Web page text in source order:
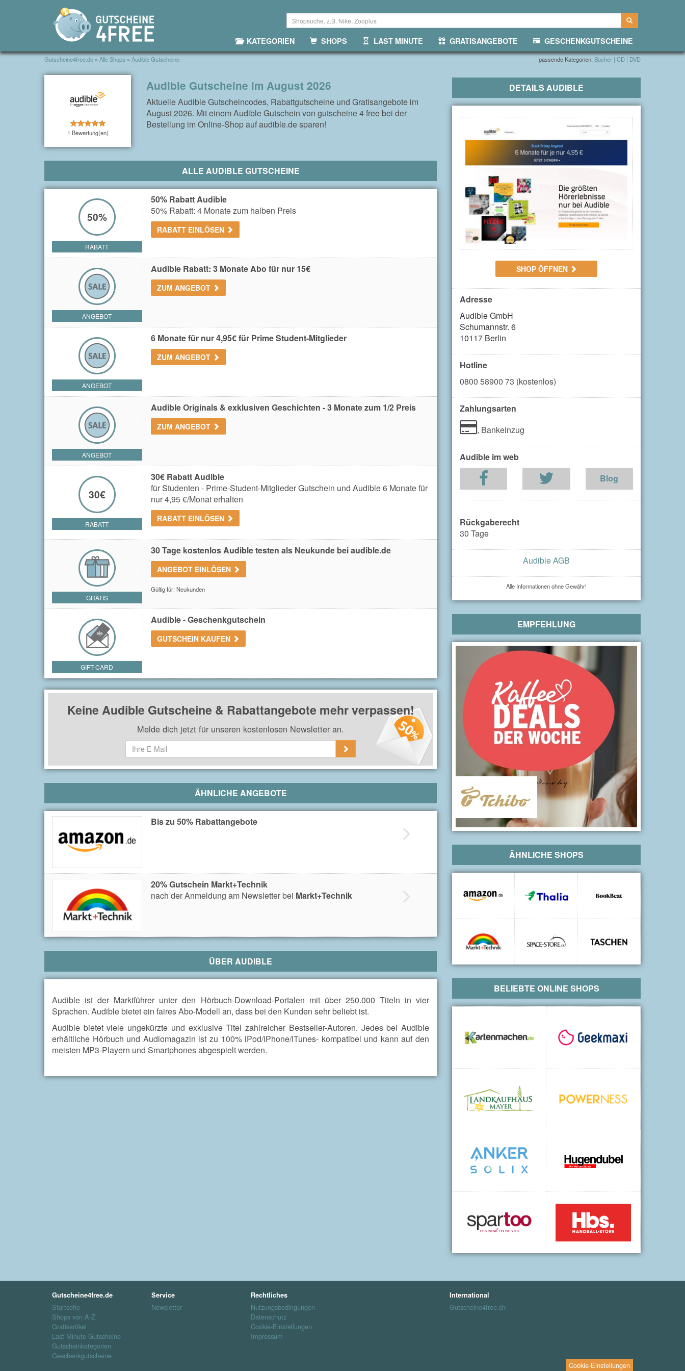
KATEGORIEN SHOPS LAST MINUTE GRATISANGEBOTE GESCHENKGUTSCHEINE
Gutscheine4free.de » Alle Shops » Audible Gutscheine passende Kategorien: Bücher | CD | DVD
1 Bewertung(en)
Audible Gutscheine im August 2026
Aktuelle Audible Gutscheincodes, Rabattgutscheine und Gratisangebote im
August 2026. Mit einem Audible Gutschein von gutscheine 4 free bei der
Bestellung im Online-Shop auf audible.de sparen!
ALLE AUDIBLE GUTSCHEINE
50%
RABATT
50% Rabatt Audible
50% Rabatt: 4 Monate zum halben Preis
RABATT EINLÖSEN
ANGEBOT
Audible Rabatt: 3 Monate Abo für nur 15€
ZUM ANGEBOT
ANGEBOT
6 Monate für nur 4,95€ für Prime Student-Mitglieder
ZUM ANGEBOT
ANGEBOT
Audible Originals & exklusiven Geschichten - 3 Monate zum 1/2 Preis
ZUM ANGEBOT
30€
RABATT
30€ Rabatt Audible
für Studenten - Prime-Student-Mitglieder Gutschein und Audible 6 Monate für
nur 4,95 €/Monat erhalten
RABATT EINLÖSEN
GRATIS
30 Tage kostenlos Audible testen als Neukunde bei audible.de
ANGEBOT EINLÖSEN
Gültig für: Neukunden
GIFT-CARD
Audible - Geschenkgutschein
GUTSCHEIN KAUFEN
Keine Audible Gutscheine & Rabattangebote mehr verpassen!
Melde dich jetzt für unseren kostenlosen Newsletter an.
ÄHNLICHE ANGEBOTE
Bis zu 50% Rabattangebote
20% Gutschein Markt+Technik
nach der Anmeldung am Newsletter bei Markt+Technik
ÜBER AUDIBLE
Audible ist der Marktführer unter den Hörbuch-Download-Portalen mit über 250.000 Titeln in vier
Sprachen. Audible bietet ein faires Abo-Modell an, dass bei den Kunden sehr beliebt ist.
Audible bietet viele ungekürzte und exklusive Titel zahlreicher Bestseller-Autoren. Jedes bei Audible
erhältliche Hörbuch und Audiomagazin ist zu 100% iPod/iPhone/iTunes- kompatibel und kann auf den
meisten MP3-Playern und Smartphones abgespielt werden.
DETAILS AUDIBLE
SHOP ÖFFNEN
Adresse
Audible GmbH
Schumannstr. 6
10117 Berlin
Hotline
0800 58900 73 (kostenlos)
Zahlungsarten
, Bankeinzug
Audible im web
Blog
Rückgaberecht
30 Tage
Audible AGB
Alle Informationen ohne Gewähr!
EMPFEHLUNG
ÄHNLICHE SHOPS
BELIEBTE ONLINE SHOPS
Gutscheine4free.de
Startseite
Shops von A-Z
Gratisartikel
Last Minute Gutscheine
Gutscheinkategorien
Geschenkgutscheine
Service
Newsletter
Rechtliches
Nutzungsbedingungen
Datenschutz
Cookie-Einstellungen
Impressum
International
Gutscheine4free.ch
Cookie-Einstellungen